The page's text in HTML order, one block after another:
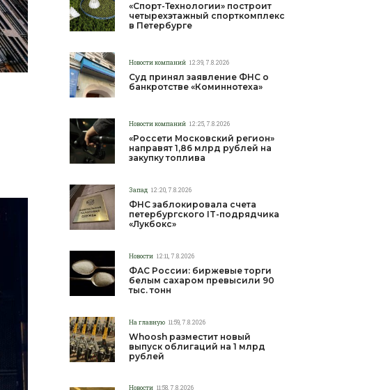
«Спорт-Технологии» построит
четырехэтажный спорткомплекс
в Петербурге
Новости компаний 12:39, 7.8.2026
Суд принял заявление ФНС о
банкротстве «Коминнотеха»
Новости компаний 12:25, 7.8.2026
«Россети Московский регион»
направят 1,86 млрд рублей на
закупку топлива
Запад 12:20, 7.8.2026
ФНС заблокировала счета
петербургского IT-подрядчика
«Лукбокс»
Новости 12:11, 7.8.2026
ФАС России: биржевые торги
белым сахаром превысили 90
тыс. тонн
На главную 11:59, 7.8.2026
Whoosh разместит новый
выпуск облигаций на 1 млрд
рублей
Новости 11:58, 7.8.2026